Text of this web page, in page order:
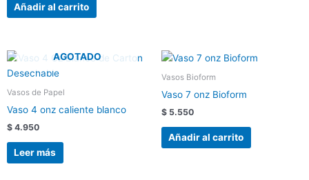
Añadir al carrito
AGOTADO
Vasos de Papel
Vaso 4 onz caliente blanco
$ 4.950
Leer más
Vasos Bioform
Vaso 7 onz Bioform
$ 5.550
Añadir al carrito